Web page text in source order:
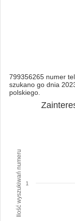
799356265 numer
szukano go dnia
polskiego.
Ilość wyszukiwań numeru 1